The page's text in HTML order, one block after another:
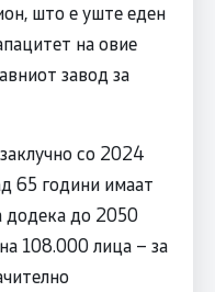
што е уште еден
на овие
завод за
со 2024
65 години имаат
додека до 2050
108.000 лица – за